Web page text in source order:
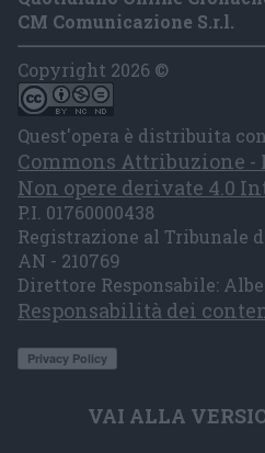
CM Comunicazione S.r.l.
Copyright 2026 ©
Quest'opera è distribuita
Commons Attribuzione -
Non opere derivate 4.0
P.I. 01760000438
Registrazione al Tribunale
AN - 210769
Direttore Responsabile:
Responsabilità dei
VAI ALLA